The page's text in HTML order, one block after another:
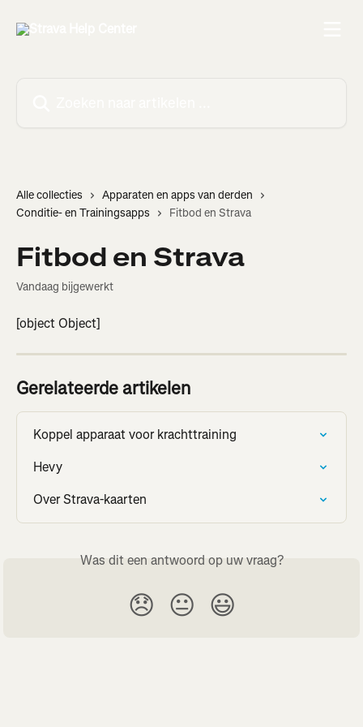
Alle collecties
Apparaten en apps van derden
Conditie- en Trainingsapps
Fitbod en Strava
Fitbod en Strava
Vandaag bijgewerkt
[object Object]
Gerelateerde artikelen
Koppel apparaat voor krachttraining
Hevy
Over Strava-kaarten
Was dit een antwoord op uw vraag?
😞 😐 😃